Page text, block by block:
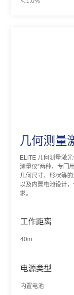
几何测量
ELITE 几何测量激
测量仪”两种，专门
几何尺寸、形状等
以及内置电池设计
求。
工作距离
40m
电源类型
内置电池